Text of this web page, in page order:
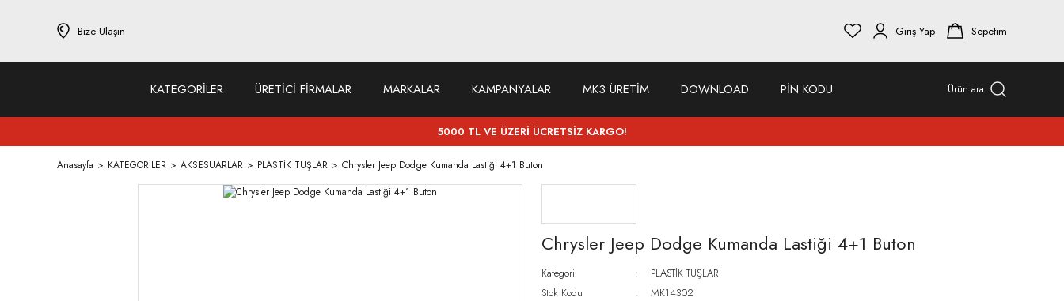
Bize Ulaşın Giriş Yap Sepetim
KATEGORİLER ÜRETİCİ FİRMALAR MARKALAR KAMPANYALAR MK3 ÜRETİM DOWNLOAD PİN KODU Ürün ara
5000 TL VE ÜZERİ ÜCRETSİZ KARGO!
Anasayfa KATEGORİLER AKSESUARLAR PLASTİK TUŞLAR Chrysler Jeep Dodge Kumanda Lastiği 4+1 Buton
Chrysler Jeep Dodge Kumanda Lastiği 4+1 Buton
Kategori
PLASTİK TUŞLAR
Stok Kodu
MK14302